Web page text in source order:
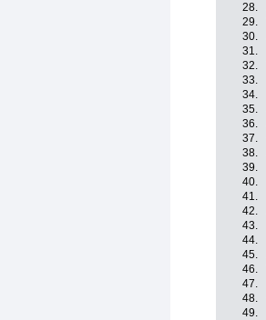
28.
29.
30.
31.
32.
33.
34.
35.
36.
37.
38.
39.
40.
41.
42.
43.
44.
45.
46.
47.
48.
49.